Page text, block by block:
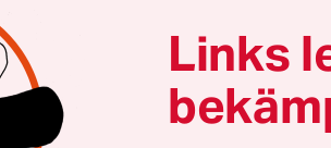
Westens gegen Russland
Effekte auf die
die Verfügbarkeit von
der destabilisierenden
und der militärischen
Links